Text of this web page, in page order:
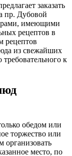
заказать
пр. Дубовой
имеющими
рецептов в
рецептов
из свежайших
к
обедом или
торжество или
организовать
место, по